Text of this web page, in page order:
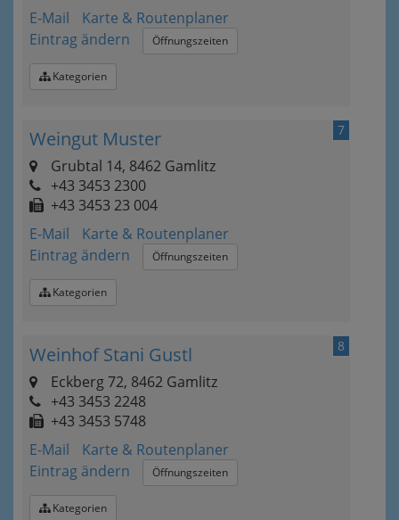
E-Mail
Karte & Routenplaner
Eintrag ändern
Öffnungszeiten
Kategorien
7
Weingut Muster
Grubtal 14, 8462 Gamlitz
+43 3453 2300
+43 3453 23 004
E-Mail
Karte & Routenplaner
Eintrag ändern
Öffnungszeiten
Kategorien
8
Weinhof Stani Gustl
Eckberg 72, 8462 Gamlitz
+43 3453 2248
+43 3453 5748
E-Mail
Karte & Routenplaner
Eintrag ändern
Öffnungszeiten
Kategorien